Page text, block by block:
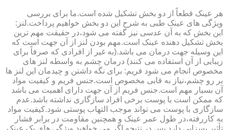
هر عینک قطعاً از دو بخش تشکیل شده است.ما برای بررسی
ویژگی های عینک طبی به شرح این دو بخش خواهیم پرداخت.لنز:
این بخش که به آن عدسی نیز گفته می شود،در حقیقت مهم ترین
بخش تشکیل دهنده عینک است.مهم بودن لنز از آن جهت است که
این وسیله جهت درمان می باشد.(به غیر از افرادی که صرفاً برای
زیبایی از آن استفاده می کنند) درمان چشم به واسطه لنز های
مخصوص انجام می شود فریم: برای نگه داشتن و چیدمان این لنز ها
بر رو چشم،نیاز به قابی مخصوص است.جنس فریم و کیفیت مواد
آن بسیار مهم است.جنس فریم از آن جهت دارای اهمیت می باشد
که ممکن است با پوست برخی افراد سازگاری نداشته باشد.عدم
سازگاری با پوست می تواند موجب التهاب پوستی شود.کیفیت مواد
به کاررفته،در طول عمر عینک و همچنین مقاومت در برابر فشار